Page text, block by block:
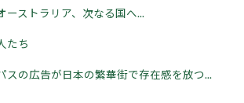
ーストラリア、次なる国へ...
たち
スの広告が日本の繁華街で存在感を放つ...